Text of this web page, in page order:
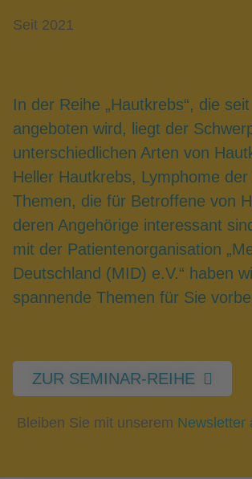
Seit 2021
In der Reihe „Hautkrebs“, die
angeboten wird, liegt der
unterschiedlichen Arten von
Heller Hautkrebs, Lymphome
Themen, die für Betroffene von
deren Angehörige interessant
mit der Patientenorganisation
Deutschland (MID) e.V.“ haben
spannende Themen für Sie
ZUR SEMINAR-REIHE
Bleiben Sie mit unserem Newsletter